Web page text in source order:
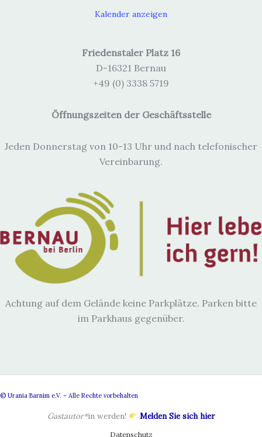
Kalender anzeigen
Friedenstaler Platz 16
D-16321 Bernau
+49 (0) 3338 5719
Öffnungszeiten der Geschäftsstelle
Jeden Donnerstag von 10-13 Uhr und nach telefonischer
Vereinbarung.
Achtung auf dem Gelände keine Parkplätze. Parken bitte
im Parkhaus gegenüber.
© Urania Barnim e.V. – Alle Rechte vorbehalten
Gastautor*in werden! Melden Sie sich hier
Datenschutz